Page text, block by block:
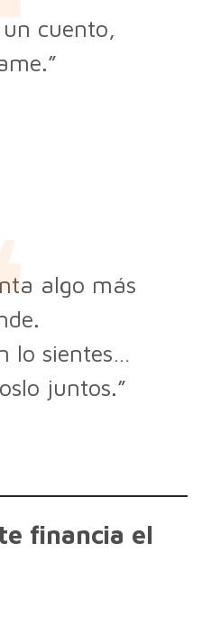
cuento,
algo más
lo sientes…
juntos.”
financia el